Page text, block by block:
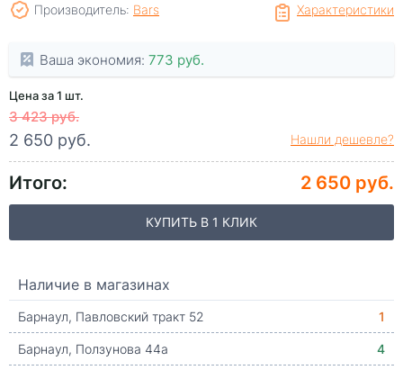
Характеристики
Производитель: Bars
Ваша экономия: 773 руб.
Цена за 1 шт.
3 423 руб.
2 650 руб. Нашли дешевле?
Итого: 2 650 руб.
КУПИТЬ В 1 КЛИК
Наличие в магазинах
Барнаул, Павловский тракт 52
1
Барнаул, Ползунова 44а
4